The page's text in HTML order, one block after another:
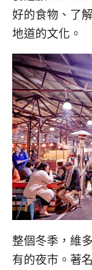
好的食物、了
地道的文化。
整個冬季，維
有的夜市。著